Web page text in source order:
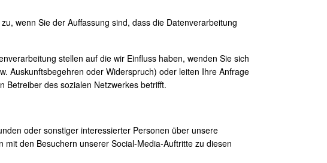
wenn Sie der Auffassung sind, dass die Datenverarbeitung
stellen auf die wir Einfluss haben, wenden Sie sich
Auskunftsbegehren oder Widerspruch) oder leiten Ihre Anfrage
Betreiber des sozialen Netzwerkes betrifft.
oder sonstiger interessierter Personen über unsere
den Besuchern unserer Social-Media-Auftritte zu diesen